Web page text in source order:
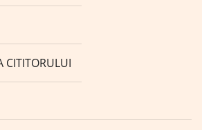
CITITORULUI